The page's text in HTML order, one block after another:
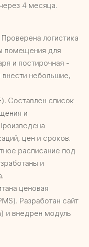
4 месяца.
логистика
помещения для
и постирочная -
небольшие,
Составлен список
и
цен и сроков.
расписание под
и
ценовая
Разработан сайт
и внедрен модуль